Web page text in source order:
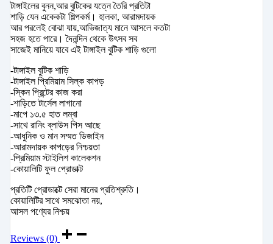
টাঙ্গাইলের বুনন,আর বুটিকের যত্নে তৈরি প্রতিটা
শাড়ি যেন একেকটা শিল্পকর্ম। হালকা, আরামদায়ক
আর পরলেই বোঝা যায়,আভিজাত্য মানে আসলে কতটা
সহজ হতে পারে। দৈনন্দিন থেকে উৎসব সব
সাজেই মানিয়ে যাবে এই টাঙ্গাইল বুটিক শাড়ি গুলো
-টাঙ্গাইল বুটিক শাড়ি
-টাঙ্গাইল প্রিমিয়াম সিল্ক কাপড়
-স্কিন প্রিন্টের কাজ করা
-শাড়িতে টার্সেল লাগানো
-মাপে ১৩.৫ হাত লম্বা
-সাথে রানিং ব্লাউস পিস আছে
-আধুনিক ও মান সম্মত ডিজাইন
-আরামদায়ক কাপড়ের নিশ্চয়তা
-প্রিমিয়াম স্টাইলিশ কালেকশন
-কোয়ালিটি ফুল প্রোডাক্ট
প্রতিটি প্রোডাক্টে সেরা মানের প্রতিশ্রুতি।
কোয়ালিটির সাথে সমঝোতা নয়,
আসল পণ্যের নিশ্চয়
Reviews (0)